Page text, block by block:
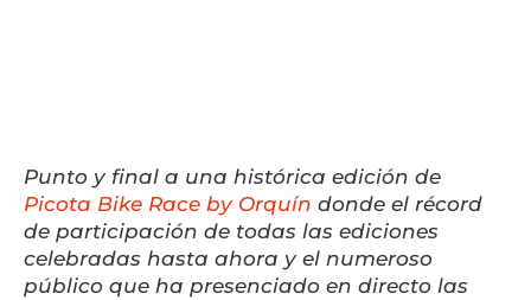
Punto y final a una histórica edición de
Picota Bike Race by Orquín donde el récord
de participación de todas las ediciones
celebradas hasta ahora y el numeroso
público que ha presenciado en directo las